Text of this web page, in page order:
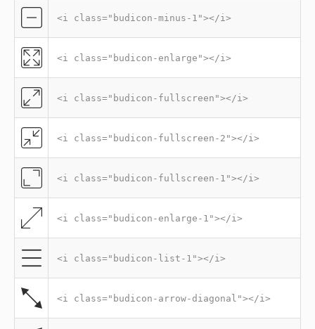
<i class="budicon-minus-1"></i>
<i class="budicon-enlarge"></i>
<i class="budicon-fullscreen"></i>
<i class="budicon-fullscreen-2"></i>
<i class="budicon-fullscreen-1"></i>
<i class="budicon-enlarge-1"></i>
<i class="budicon-list-1"></i>
<i class="budicon-arrow-diagonal"></i>